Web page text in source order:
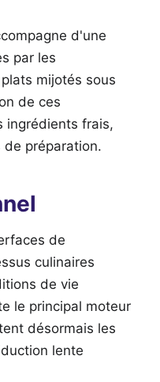
d'une
par les
mijotés sous
de ces
ingrédients frais,
préparation.
de
culinaires
de vie
le principal moteur
désormais les
lente